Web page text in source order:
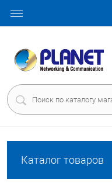
Каталог товаров